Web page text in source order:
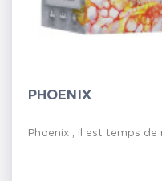
PHOENIX
Phoenix , il est temps